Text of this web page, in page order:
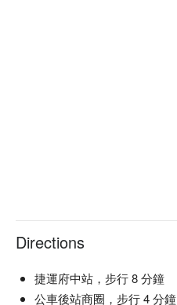
Directions
捷運府中站，步行 8 分鐘
公車後站商圈，步行 4 分鐘